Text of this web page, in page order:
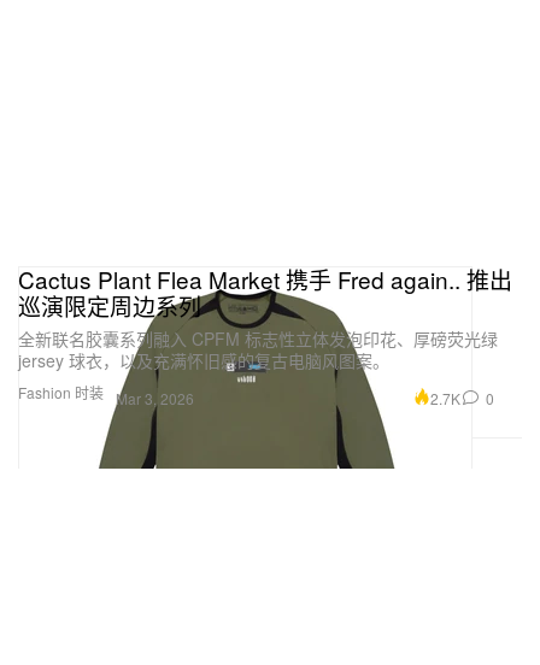
Fashion 时装
Cactus Plant Flea Market 携手 Fred again.. 推出
巡演限定周边系列
全新联名胶囊系列融入 CPFM 标志性立体发泡印花、厚磅荧光绿
jersey 球衣，以及充满怀旧感的复古电脑风图案。
Mar 3, 2026 2.7K 0